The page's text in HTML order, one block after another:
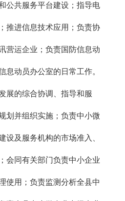
公共服务平台建设；指导电
推进信息技术应用；负责协
营运企业；负责国防信息动
息动员办公室的日常工作。
展的综合协调、指导和服
划并组织实施；负责中小微
设及服务机构的市场准入、
会同有关部门负责中小企业
使用；负责监测分析全县中